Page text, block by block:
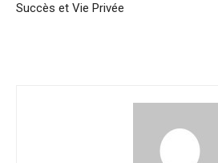
Succès et Vie Privée